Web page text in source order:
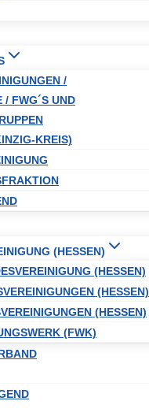
/
FWG´S UND
KREIS)
(HESSEN)
(HESSEN)
(HESSEN)
(HESSEN)
(FWK)